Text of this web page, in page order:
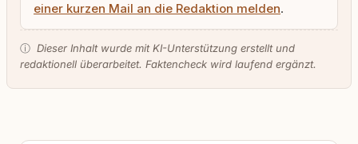
einer kurzen Mail an die Redaktion melden.
ⓘ Dieser Inhalt wurde mit KI-Unterstützung erstellt und
redaktionell überarbeitet. Faktencheck wird laufend ergänzt.